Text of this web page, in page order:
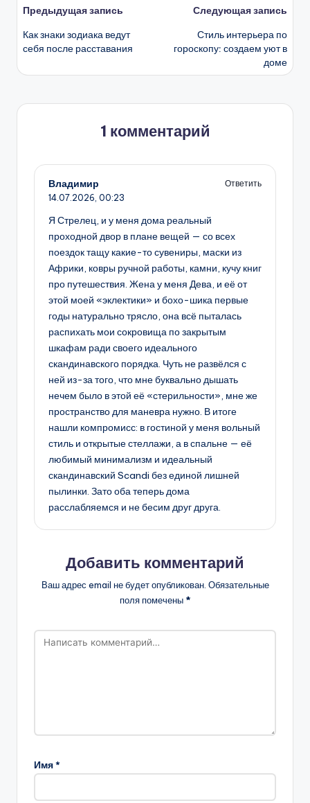
Навигация
записи
Предыдущая запись
Как знаки зодиака ведут
себя после расставания
Следующая запись
Стиль интерьера по
гороскопу: создаем уют в
доме
1 комментарий
Владимир
Ответить
14.07.2026, 00:23
Я Стрелец, и у меня дома реальный
проходной двор в плане вещей — со всех
поездок тащу какие-то сувениры, маски из
Африки, ковры ручной работы, камни, кучу книг
про путешествия. Жена у меня Дева, и её от
этой моей «эклектики» и бохо-шика первые
годы натурально трясло, она всё пыталась
распихать мои сокровища по закрытым
шкафам ради своего идеального
скандинавского порядка. Чуть не развёлся с
ней из-за того, что мне буквально дышать
нечем было в этой её «стерильности», мне же
пространство для маневра нужно. В итоге
нашли компромисс: в гостиной у меня вольный
стиль и открытые стеллажи, а в спальне — её
любимый минимализм и идеальный
скандинавский Scandi без единой лишней
пылинки. Зато оба теперь дома
расслабляемся и не бесим друг друга.
Добавить комментарий
Ваш адрес email не будет опубликован. Обязательные
поля помечены *
Имя*